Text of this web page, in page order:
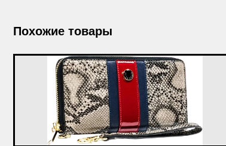
Похожие товары